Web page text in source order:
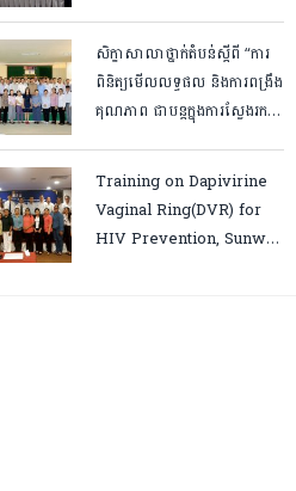
អេដស៍ថ្នាក់ខេត្ត, កំពត ថ្ងៃ២៣
ដល់ ២៤ ខែមិនា ២០២៦
សិក្ខាសាលាថ្នាក់តំបន់ស្តីពី “ការ
ពិនិត្យមើលលទ្ធផល និងការពង្រឹង
គុណភាព ជាបន្តក្នុងការស្វែងរក
បង្ការ និងថែទាំ ព្យាបាលអ្នកជំងឺ
អេដស៍ ដើម្បីឈានទៅសម្រេច
គោលដៅ ៩៥-៩៥-៩៥”, តាកែវ
ថ្ងៃទី១២-១៣ សីហា ២០២៥
Training on Dapivirine
Vaginal Ring(DVR) for
HIV Prevention, Sunway